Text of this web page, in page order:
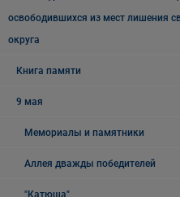
освободившихся из мест лишения
округа
Книга памяти
9 мая
Мемориалы и памятники
Аллея дважды победителей
"Катюша"